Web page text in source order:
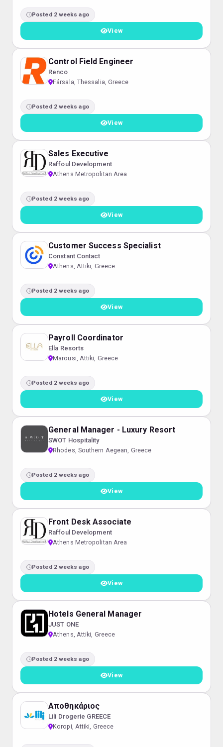
Posted 2 weeks ago
View
Control Field Engineer
Renco
Fársala, Thessalia, Greece
Posted 2 weeks ago
View
Sales Executive
Raffoul Development
Athens Metropolitan Area
Posted 2 weeks ago
View
Customer Success Specialist
Constant Contact
Athens, Attiki, Greece
Posted 2 weeks ago
View
Payroll Coordinator
Ella Resorts
Marousi, Attiki, Greece
Posted 2 weeks ago
View
General Manager - Luxury Resort
SWOT Hospitality
Rhodes, Southern Aegean, Greece
Posted 2 weeks ago
View
Front Desk Associate
Raffoul Development
Athens Metropolitan Area
Posted 2 weeks ago
View
Hotels General Manager
JUST ONE
Athens, Attiki, Greece
Posted 2 weeks ago
View
Αποθηκάριος
Lili Drogerie GREECE
Koropi, Attiki, Greece